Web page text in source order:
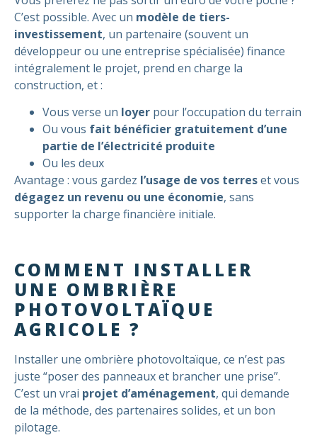
C’est possible. Avec un modèle de tiers-
investissement, un partenaire (souvent un
développeur ou une entreprise spécialisée) finance
intégralement le projet, prend en charge la
construction, et :
Vous verse un loyer pour l’occupation du terrain
Ou vous fait bénéficier gratuitement d’une
partie de l’électricité produite
Ou les deux
Avantage : vous gardez l’usage de vos terreset vous
dégagez un revenu ou une économie, sans
supporter la charge financière initiale.
COMMENT INSTALLER
UNE OMBRIÈRE
PHOTOVOLTAÏQUE
AGRICOLE ?
Installer une ombrière photovoltaïque, ce n’est pas
juste “poser des panneaux et brancher une prise”.
C’est un vrai projet d’aménagement, qui demande
de la méthode, des partenaires solides, et un bon
pilotage.